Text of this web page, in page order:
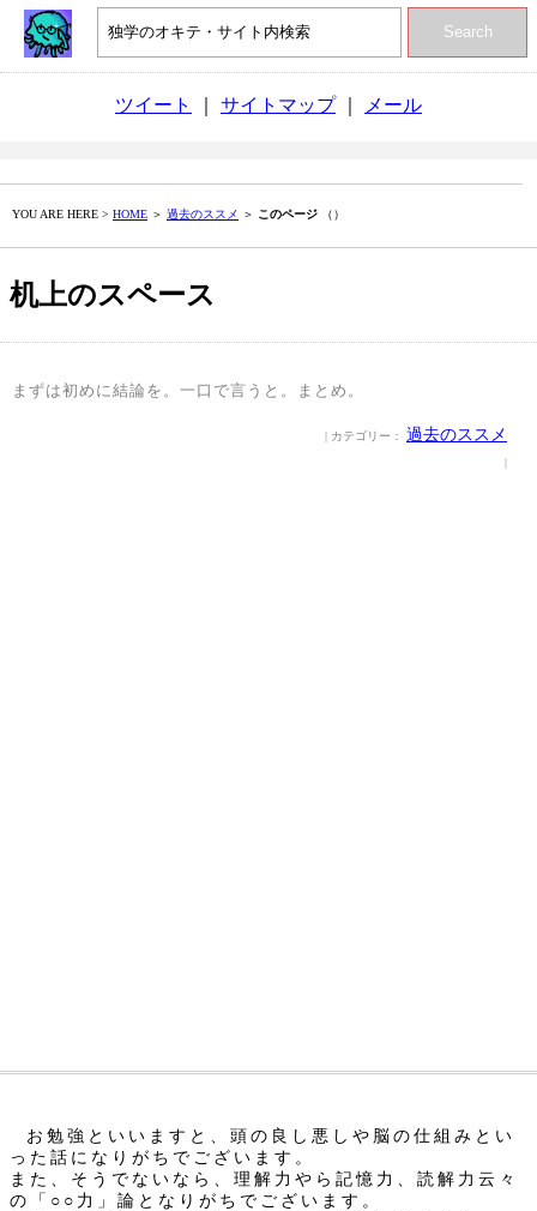
Search
ツイート サイトマップ｜ メール
YOU ARE HERE > HOME ＞ 過去のススメ ＞ このページ （）
机上のスペース
まずは初めに結論を。一口で言うと。まとめ。
| カテゴリー： 過去のススメ
|
お勉強といいますと、頭の良し悪しや脳の仕組みとい
った話になりがちでございます。
また、そうでないなら、理解力やら記憶力、読解力云々
の「○○力」論となりがちでございます。